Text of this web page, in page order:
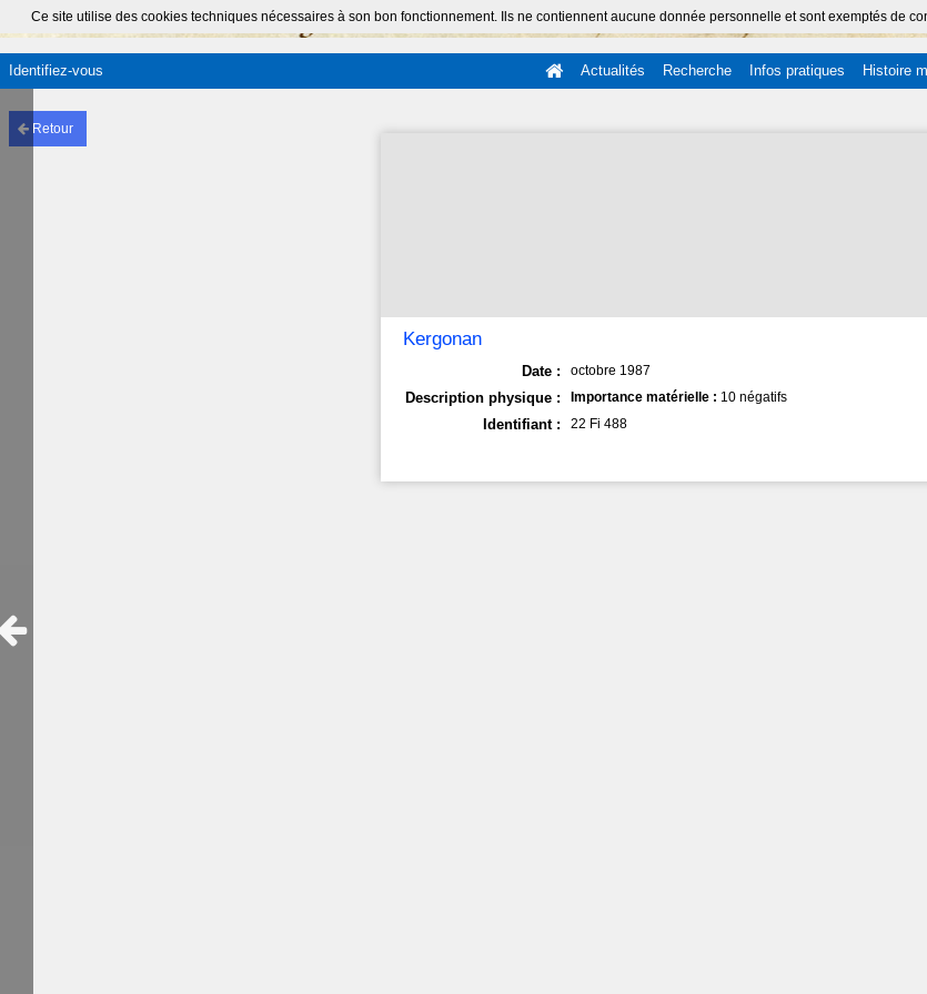
Ce site utilise des cookies techniques nécessaires à son bon fonctionnement. Ils ne contiennent aucune donnée personnelle et sont exemptés de
Identifiez-vous Actualités Recherche Infos pratiques Histoire
Retour
Kergonan
Date : octobre 1987
Description physique : Importance matérielle : 10 négatifs
Identifiant : 22 Fi 488